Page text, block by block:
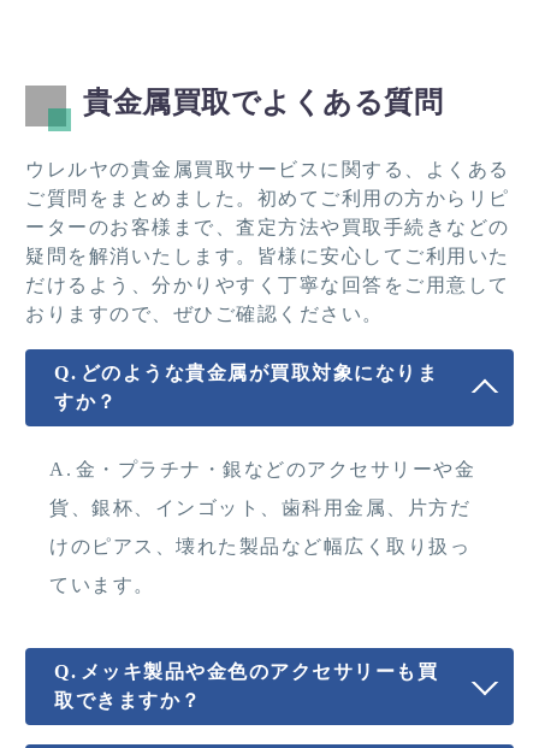
貴金属買取でよくある質問
ウレルヤの貴金属買取サービスに関する、よくある
ご質問をまとめました。初めてご利用の方からリピ
ーターのお客様まで、査定方法や買取手続きなどの
疑問を解消いたします。皆様に安心してご利用いた
だけるよう、分かりやすく丁寧な回答をご用意して
おりますので、ぜひご確認ください。
どのような貴金属が買取対象になりま
すか？
金・プラチナ・銀などのアクセサリーや金
貨、銀杯、インゴット、歯科用金属、片方だ
けのピアス、壊れた製品など幅広く取り扱っ
ています。
メッキ製品や金色のアクセサリーも買
取できますか？